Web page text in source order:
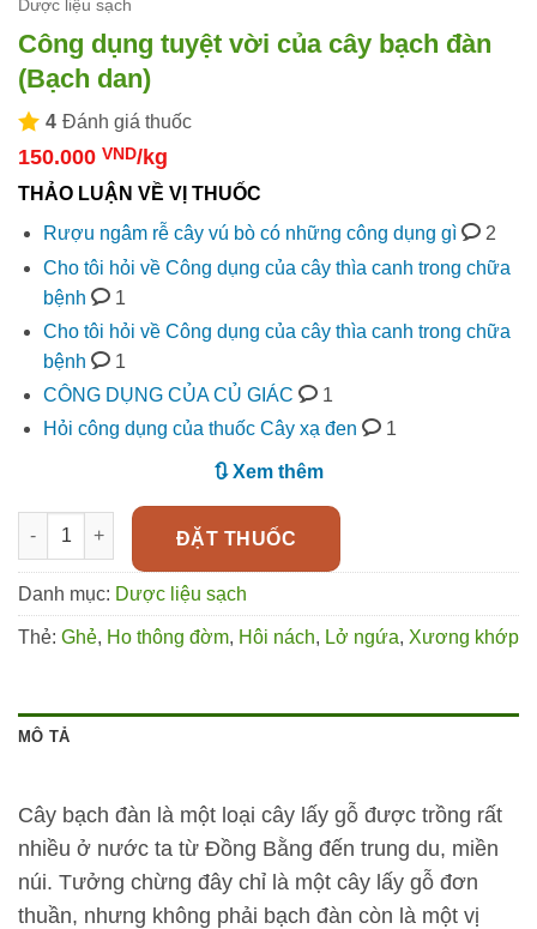
Dược liệu sạch
Công dụng tuyệt vời của cây bạch đàn
(Bạch dan)
4 Đánh giá thuốc
150.000 VND/kg
THẢO LUẬN VỀ VỊ THUỐC
Rượu ngâm rễ cây vú bò có những công dụng gì
2
Cho tôi hỏi về Công dụng của cây thìa canh trong chữa
bệnh
1
Cho tôi hỏi về Công dụng của cây thìa canh trong chữa
bệnh
1
CÔNG DỤNG CỦA CỦ GIÁC
1
Hỏi công dụng của thuốc Cây xạ đen
1
🔃 Xem thêm
Công dụng tuyệt vời của cây bạch đàn (Bạch dan) số lượng
ĐẶT THUỐC
Danh mục: Dược liệu sạch
Thẻ: Ghẻ, Ho thông đờm, Hôi nách, Lở ngứa, Xương khớp
MÔ TẢ
Cây bạch đàn là một loại cây lấy gỗ được trồng rất
nhiều ở nước ta từ Đồng Bằng đến trung du, miền
núi. Tưởng chừng đây chỉ là một cây lấy gỗ đơn
thuần, nhưng không phải bạch đàn còn là một vị